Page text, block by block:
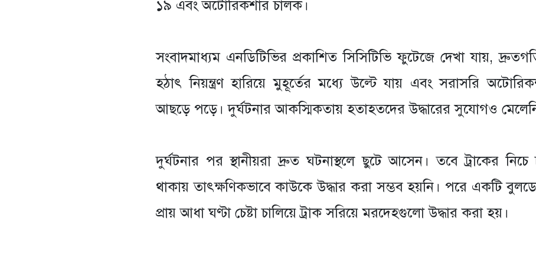
১৯ এবং অটোরিকশার চালক।
‎সংবাদমাধ্যম এনডিটিভির প্রকাশিত সিসিটিভি ফুটেজে দেখা যায়,
হঠাৎ নিয়ন্ত্রণ হারিয়ে মুহূর্তের মধ্যে উল্টে যায় এবং সরাসরি
আছড়ে পড়ে। দুর্ঘটনার আকস্মিকতায় হতাহতদের উদ্ধারের সুযোগও
‎দুর্ঘটনার পর স্থানীয়রা দ্রুত ঘটনাস্থলে ছুটে আসেন। তবে ট্রাকের
থাকায় তাৎক্ষণিকভাবে কাউকে উদ্ধার করা সম্ভব হয়নি। পরে একটি
প্রায় আধা ঘণ্টা চেষ্টা চালিয়ে ট্রাক সরিয়ে মরদেহগুলো উদ্ধার করা হয়।